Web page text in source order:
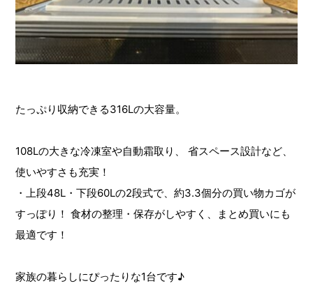
たっぷり収納できる316Lの大容量。
108Lの大きな冷凍室や自動霜取り、 省スペース設計など、
使いやすさも充実！
・上段48L・下段60Lの2段式で、約3.3個分の買い物カゴが
すっぽり！ 食材の整理・保存がしやすく、まとめ買いにも
最適です！
家族の暮らしにぴったりな1台です♪